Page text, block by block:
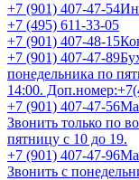
+7 (901) 407-47-54
+7 (495) 611-33-05
+7 (901) 407-48-15
+7 (901) 407-47-89
понедельника по
14:00.
+7 (901) 407-47-56
Звонить только по
пятницу с 10 до 19.
+7 (901) 407-47-96
Звонить с